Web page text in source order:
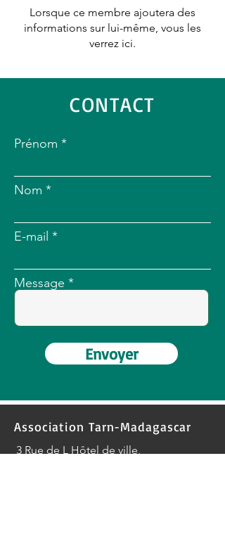
Lorsque ce membre ajoutera des
informations sur lui-même, vous les
verrez ici.
CONTACT
Prénom
Nom
E-mail
Message
Envoyer
Association Tarn-Madagascar
3 Rue de L Hôtel de ville,